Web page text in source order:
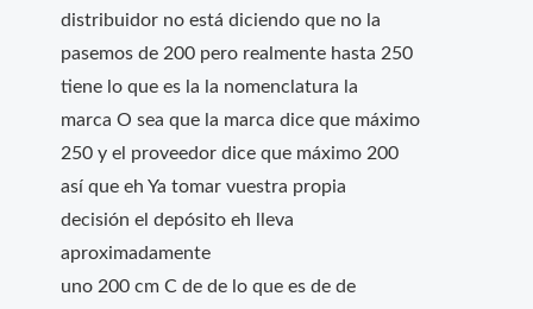
distribuidor no está diciendo que no la
pasemos de 200 pero realmente hasta 250
tiene lo que es la la nomenclatura la
marca O sea que la marca dice que máximo
250 y el proveedor dice que máximo 200
así que eh Ya tomar vuestra propia
decisión el depósito eh lleva
aproximadamente
uno 200 cm C de de lo que es de de